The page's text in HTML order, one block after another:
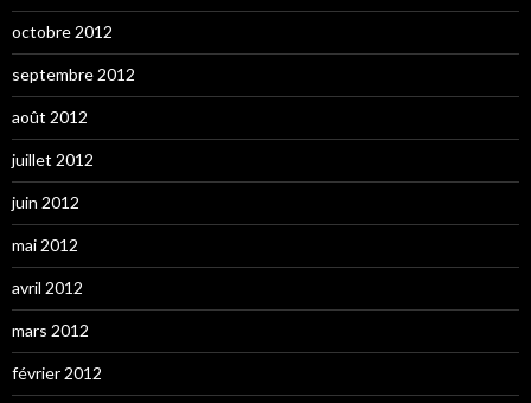
octobre 2012
septembre 2012
août 2012
juillet 2012
juin 2012
mai 2012
avril 2012
mars 2012
février 2012